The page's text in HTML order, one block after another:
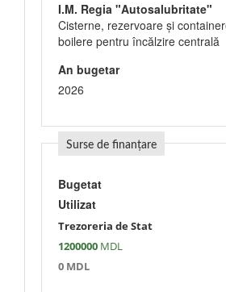
I.M. Regia "Autosalubritate"
Cisterne, rezervoare şi
boilere pentru încălzire centrală
An bugetar
2026
Surse de finanțare
Bugetat
Utilizat
Trezoreria de Stat
1200000 MDL
0 MDL